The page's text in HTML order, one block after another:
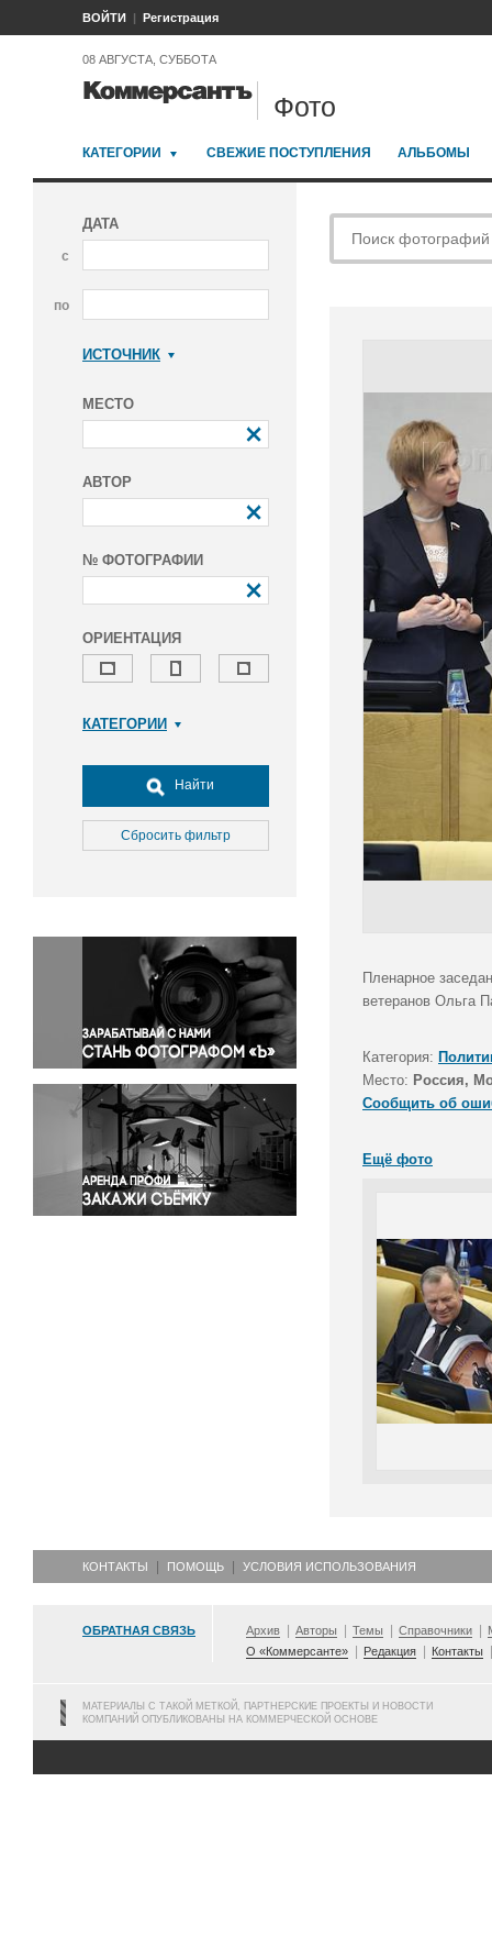
ВОЙТИ Регистрация
08 АВГУСТА, СУББОТА
Фото
КАТЕГОРИИ СВЕЖИЕ ПОСТУПЛЕНИЯ АЛЬБОМЫ
ДАТА
с
по
ИСТОЧНИК
МЕСТО
АВТОР
№ ФОТОГРАФИИ
ОРИЕНТАЦИЯ
КАТЕГОРИИ
Досуг, туризм и отдых
Культура
Медицина
Окружающая среда
Политика
Правосудие
Происшествия и конфликты
Религия
Светская жизнь
Спорт
Экология
Экономика и бизнес
Найти
Сбросить фильтр
Пленарное
ветеранов Ольга
Категория:
Место: Россия,
Сообщить об
Ещё фото
КОНТАКТЫ ПОМОЩЬ УСЛОВИЯ ИСПОЛЬЗОВАНИЯ
ОБРАТНАЯ СВЯЗЬ Архив Авторы Темы Справочники
О «Коммерсанте»
Редакция Контакты
МАТЕРИАЛЫ С ТАКОЙ МЕТКОЙ, ПАРТНЕРСКИЕ ПРОЕКТЫ И НОВОСТИ
КОМПАНИЙ ОПУБЛИКОВАНЫ НА КОММЕРЧЕСКОЙ ОСНОВЕ